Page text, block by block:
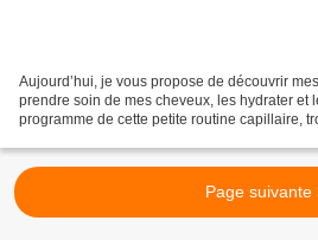
Aujourd’hui, je vous propose de découvrir
prendre soin de mes cheveux, les hydrater et
programme de cette petite routine capillaire,
Page suivante